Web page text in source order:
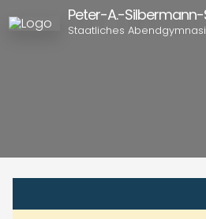
Peter-A.-
Staatliches